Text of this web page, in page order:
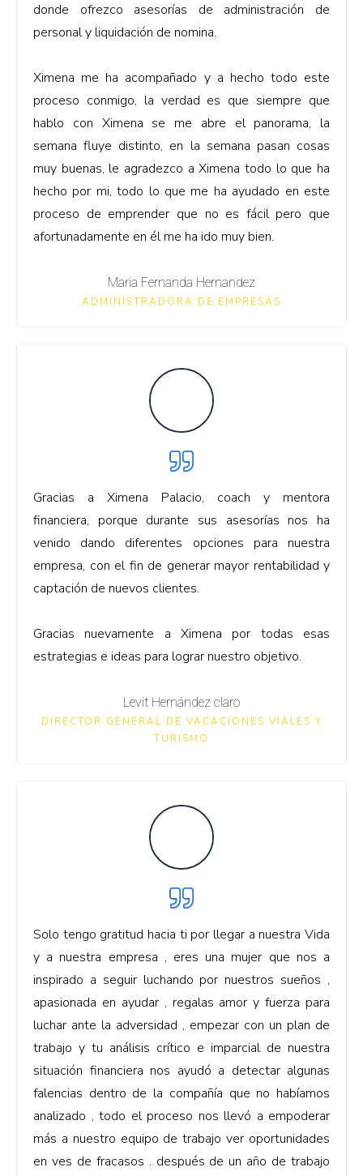
donde ofrezco asesorías de administración de
personal y liquidación de nomina.
Ximena me ha acompañado y a hecho todo este
proceso conmigo, la verdad es que siempre que
hablo con Ximena se me abre el panorama, la
semana fluye distinto, en la semana pasan cosas
muy buenas, le agradezco a Ximena todo lo que ha
hecho por mi, todo lo que me ha ayudado en este
proceso de emprender que no es fácil pero que
afortunadamente en él me ha ido muy bien.
Maria Fernanda Hernandez
ADMINISTRADORA DE EMPRESAS
Gracias a Ximena Palacio, coach y mentora
financiera, porque durante sus asesorías nos ha
venido dando diferentes opciones para nuestra
empresa, con el fin de generar mayor rentabilidad y
captación de nuevos clientes.
Gracias nuevamente a Ximena por todas esas
estrategias e ideas para lograr nuestro objetivo.
Levit Hernández claro
DIRECTOR GENERAL DE VACACIONES VIALES Y
TURISMO
Solo tengo gratitud hacia ti por llegar a nuestra Vida
y a nuestra empresa , eres una mujer que nos a
inspirado a seguir luchando por nuestros sueños ,
apasionada en ayudar , regalas amor y fuerza para
luchar ante la adversidad , empezar con un plan de
trabajo y tu análisis crítico e imparcial de nuestra
situación financiera nos ayudó a detectar algunas
falencias dentro de la compañía que no habíamos
analizado , todo el proceso nos llevó a empoderar
más a nuestro equipo de trabajo ver oportunidades
en ves de fracasos . después de un año de trabajo